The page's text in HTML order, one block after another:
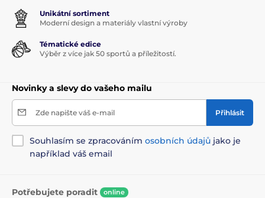
Unikátní sortiment
Moderní design a materiály vlastní výroby
Tématické edice
Výběr z více jak 50 sportů a příležitostí.
Novinky a slevy do vašeho mailu
Zde napište váš e-mail Přihlásit
Souhlasím se zpracováním osobních údajů jako je
například váš email
Potřebujete poradit online